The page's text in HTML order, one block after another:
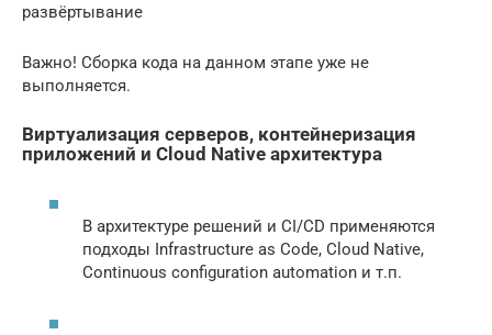
развёртывание
Важно! Сборка кода на данном этапе уже не
выполняется.
Виртуализация серверов, контейнеризация
приложений и Cloud Native архитектура
В архитектуре решений и CI/CD применяются
подходы Infrastructure as Code, Cloud Native,
Continuous configuration automation и т.п.